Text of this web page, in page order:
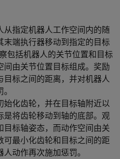
从指定机器人工作空间内的随
端执行器移动到指定的目标
包括机器人的关节位置和目标
由关节位置目标组成。奖励
标之间的距离，并对机器人
始化齿轮，并在目标轴附近以
是将齿轮移动到轴的底部。观
标轴姿态，而动作空间由关
最小化齿轮和目标之间的距
动作再次施加惩罚。